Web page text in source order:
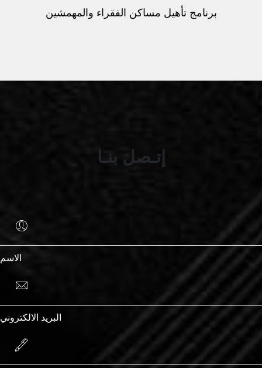
برنامج تأهيل مساكن الفقراء والمهمشين
إتـصل بنـا
الاسم
البريد الالكتروني